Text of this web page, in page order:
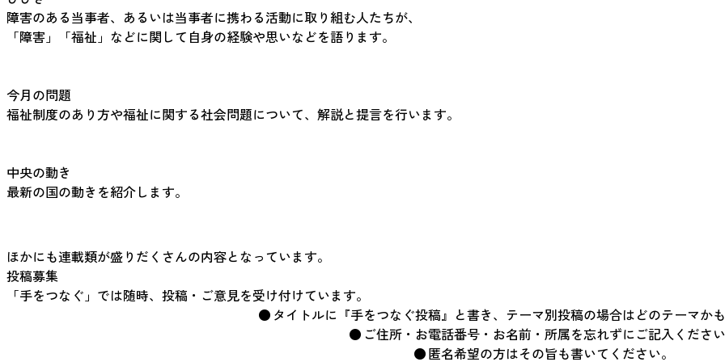
障害のある当事者、あるいは当事者に携わる活動に取り組む人たちが、
「障害」「福祉」などに関して自身の経験や思いなどを語ります。
今月の問題
福祉制度のあり方や福祉に関する社会問題について、解説と提言を行います。
中央の動き
最新の国の動きを紹介します。
ほかにも連載類が盛りだくさんの内容となっています。
投稿募集
「手をつなぐ」では随時、投稿・ご意見を受け付けています。
タイトルに『手をつなぐ投稿』と書き、テーマ別投稿の場合はどのテーマか
ご住所・お電話番号・お名前・所属を忘れずにご記入ください
匿名希望の方はその旨も書いてください。